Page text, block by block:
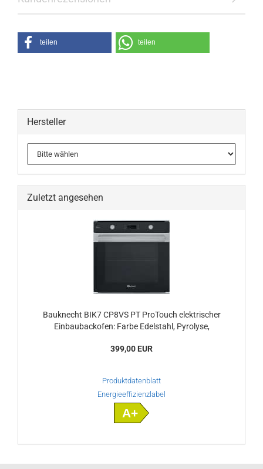
teilen teilen
Hersteller
Zuletzt angesehen
Bauknecht BIK7 CP8VS PT ProTouch elektrischer
Einbaubackofen: Farbe Edelstahl, Pyrolyse,
399,00 EUR
Produktdatenblatt
Energieeffizienzlabel
A+